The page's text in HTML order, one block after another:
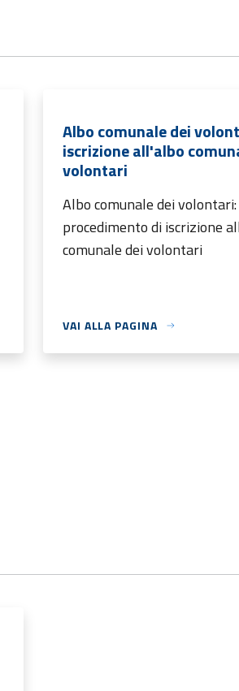
Albo comunale dei
iscrizione all'albo
volontari
Albo comunale dei volontari:
procedimento di iscrizione
comunale dei volontari
VAI ALLA PAGINA